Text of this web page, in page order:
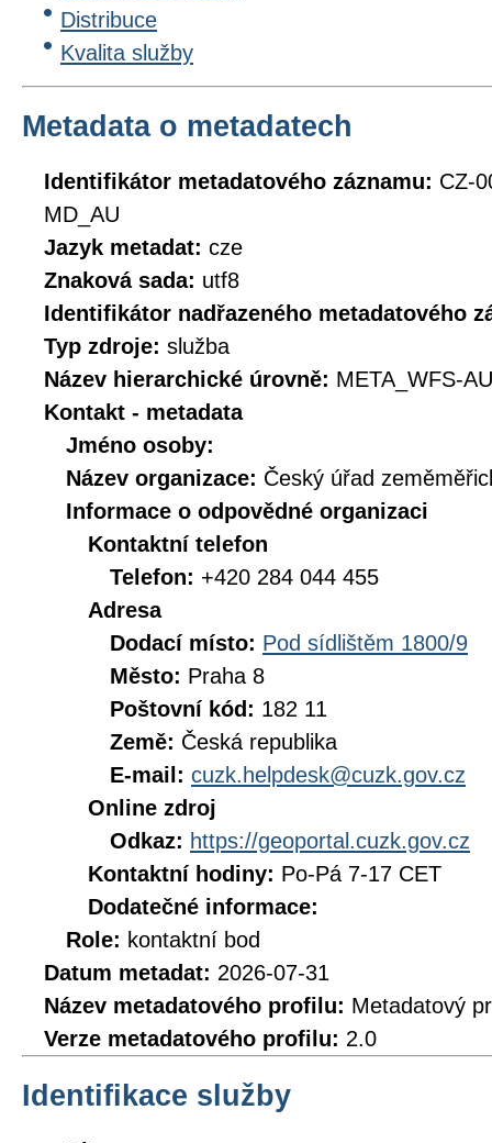
Distribuce
Kvalita služby
Metadata o metadatech
Identifikátor metadatového záznamu: CZ-
MD_AU
Jazyk metadat: cze
Znaková sada: utf8
Identifikátor nadřazeného metadatového
Typ zdroje: služba
Název hierarchické úrovně: META_WFS-
Kontakt - metadata
Jméno osoby:
Název organizace: Český úřad
Informace o odpovědné organizaci
Kontaktní telefon
Telefon: +420 284 044 455
Adresa
Dodací místo: Pod sídlištěm 1800/9
Město: Praha 8
Poštovní kód: 182 11
Země: Česká republika
E-mail: cuzk.helpdesk@cuzk.gov.cz
Online zdroj
Odkaz: https://geoportal.cuzk.gov.cz
Kontaktní hodiny: Po-Pá 7-17 CET
Dodatečné informace:
Role: kontaktní bod
Datum metadat: 2026-07-31
Název metadatového profilu: Metadatový
Verze metadatového profilu: 2.0
Identifikace služby